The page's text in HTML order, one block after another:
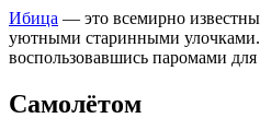
Ибица — это всемирно
уютными старинными улочками.
воспользовавшись паромами
Самолётом